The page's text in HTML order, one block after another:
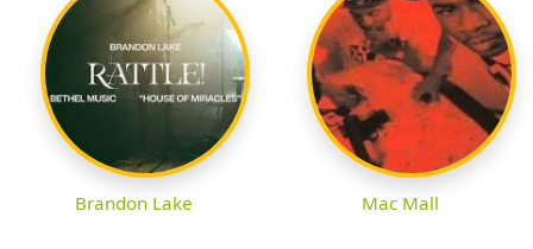
Brandon Lake Mac Mall